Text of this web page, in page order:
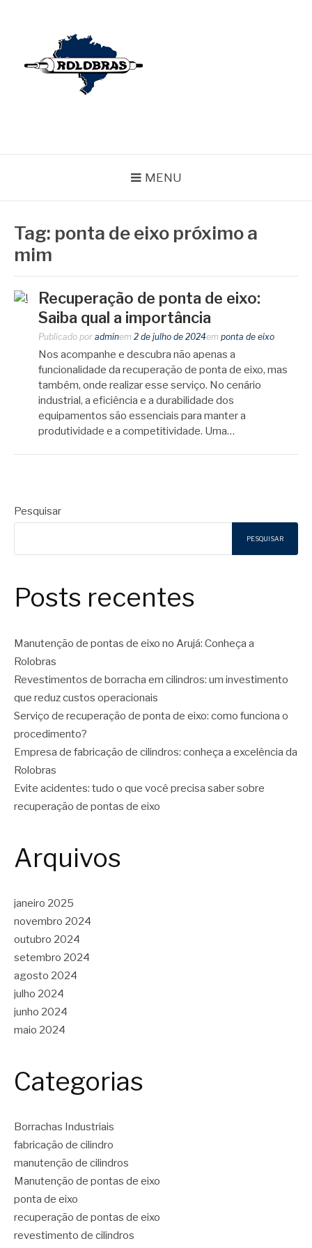
MENU
Tag: ponta de eixo próximo a
mim
Recuperação de ponta de eixo:
Saiba qual a importância
Publicado por adminem 2 de julho de 2024em ponta de eixo
Nos acompanhe e descubra não apenas a
funcionalidade da recuperação de ponta de eixo, mas
também, onde realizar esse serviço. No cenário
industrial, a eficiência e a durabilidade dos
equipamentos são essenciais para manter a
produtividade e a competitividade. Uma…
Pesquisar
PESQUISAR
Posts recentes
Manutenção de pontas de eixo no Arujá: Conheça a
Rolobras
Revestimentos de borracha em cilindros: um investimento
que reduz custos operacionais
Serviço de recuperação de ponta de eixo: como funciona o
procedimento?
Empresa de fabricação de cilindros: conheça a excelência da
Rolobras
Evite acidentes: tudo o que você precisa saber sobre
recuperação de pontas de eixo
Arquivos
janeiro 2025
novembro 2024
outubro 2024
setembro 2024
agosto 2024
julho 2024
junho 2024
maio 2024
Categorias
Borrachas Industriais
fabricação de cilindro
manutenção de cilindros
Manutenção de pontas de eixo
ponta de eixo
recuperação de pontas de eixo
revestimento de cilindros